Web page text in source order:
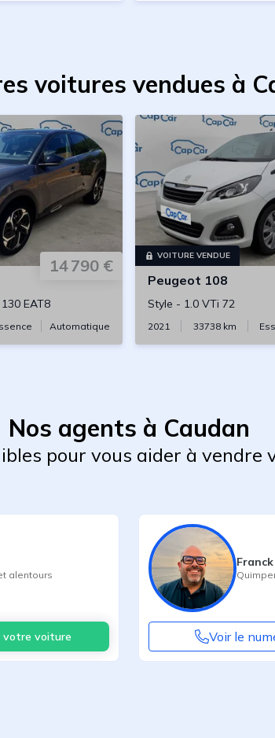
voitures vendues à
14 790 €
EAT8
Automatique
VOITURE VENDUE
Peugeot 108
Style - 1.0 VTi 72
2021 33738km
Nos agents à Caudan
pour vous aider à vendre
alentours
votre voiture Voir le